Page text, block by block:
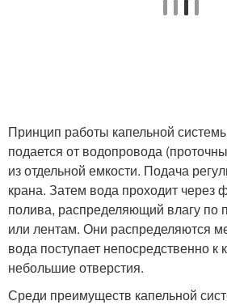
Принцип работы капельной
подается от водопровода
из отдельной емкости. Подача
крана. Затем вода проходит через
полива, распределяющий влагу
или лентам. Они распределяются
вода поступает непосредственно к
небольшие отверстия.
Среди преимуществ капельной